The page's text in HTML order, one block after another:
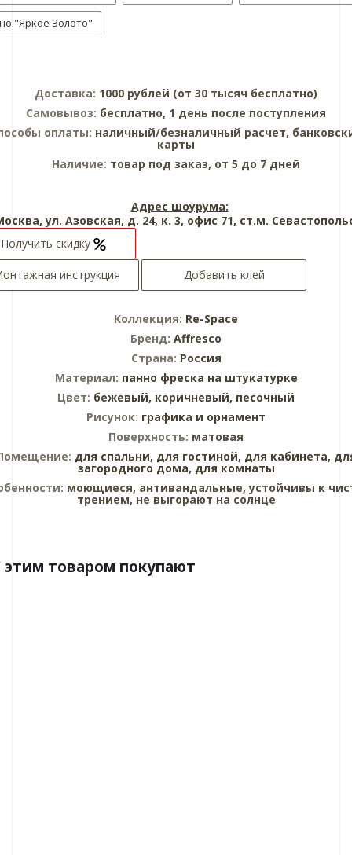
"Яркое Золото"
Доставка: 1000 рублей (от 30 тысяч бесплатно)
Самовывоз: бесплатно, 1 день после поступления
оплаты: наличный/безналичный расчет,
карты
Наличие: товар под заказ, от 5 до 7 дней
Адрес шоурума:
ул. Азовская, д. 24, к. 3, офис 71, ст.м.
Получить скидку
инструкция Добавить клей
Коллекция: Re-Space
Бренд: Affresco
Страна: Россия
Материал: панно фреска на штукатурке
Цвет: бежевый, коричневый, песочный
Рисунок: графика и орнамент
Поверхность: матовая
для спальни, для гостиной, для кабинета,
загородного дома, для комнаты
моющиеся, антивандальные, устойчивы к
трением, не выгорают на солнце
этим товаром покупают